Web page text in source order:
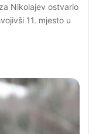
Nikolajev ostvario
11. mjesto u